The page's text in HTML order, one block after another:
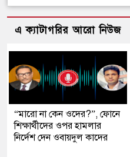
এ ক্যাটাগরির আরো নিউজ
“মারো না কেন ওদের?”, ফোনে
শিক্ষার্থীদের ওপর হামলার
নির্দেশ দেন ওবায়দুল কাদের